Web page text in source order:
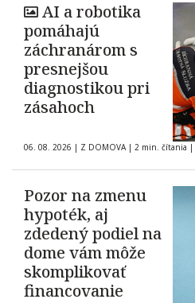
AI a robotika
pomáhajú
záchranárom s
presnejšou
diagnostikou pri
zásahoch
06. 08. 2026 | Z DOMOVA | 2 min. čítania |
Pozor na zmenu
hypoték, aj
zdedený podiel na
dome vám môže
skomplikovať
financovanie